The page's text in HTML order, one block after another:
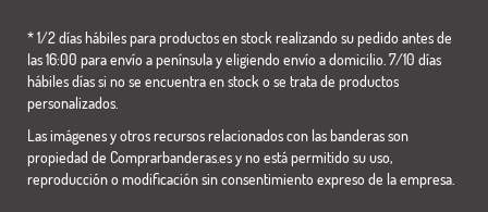
* 1/2 días hábiles para productos en stock realizando su pedido antes de
las 16:00 para envío a península y eligiendo envío a domicilio. 7/10 días
hábiles días si no se encuentra en stock o se trata de productos
personalizados.
Las imágenes y otros recursos relacionados con las banderas son
propiedad de Comprarbanderas.es y no está permitido su uso,
reproducción o modificación sin consentimiento expreso de la empresa.